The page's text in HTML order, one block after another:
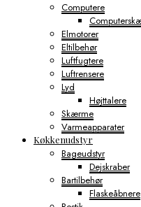
Computere
Elmotorer
Eltilbehør
Luftfugtere
Luftrensere
Lyd
Højttalere
Skærme
Varmeapparater
Køkkenudstyr
Bageudstyr
Dejskraber
Bartilbehør
Flaskeåbnere